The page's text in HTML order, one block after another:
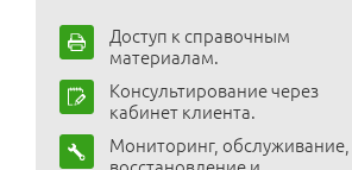
Доступ к справочным
материалам.
Консультирование через
кабинет клиента.
Мониторинг, обслуживание,